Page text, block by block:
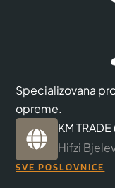
Specializovana
opreme.
KM
Hifzi
SVE POSLOVNICE